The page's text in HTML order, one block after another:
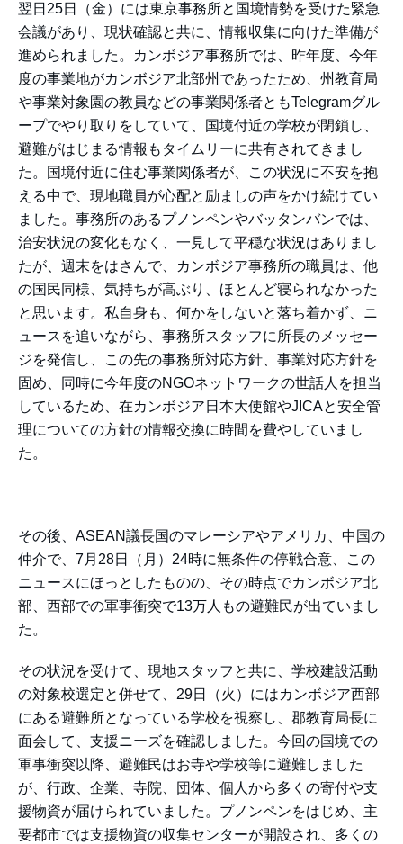
翌日25日（金）には東京事務所と国境情勢を受けた緊急
会議があり、現状確認と共に、情報収集に向けた準備が
進められました。カンボジア事務所では、昨年度、今年
度の事業地がカンボジア北部州であったため、州教育局
や事業対象園の教員などの事業関係者ともTelegramグル
ープでやり取りをしていて、国境付近の学校が閉鎖し、
避難がはじまる情報もタイムリーに共有されてきまし
た。国境付近に住む事業関係者が、この状況に不安を抱
える中で、現地職員が心配と励ましの声をかけ続けてい
ました。事務所のあるプノンペンやバッタンバンでは、
治安状況の変化もなく、一見して平穏な状況はありまし
たが、週末をはさんで、カンボジア事務所の職員は、他
の国民同様、気持ちが高ぶり、ほとんど寝られなかった
と思います。私自身も、何かをしないと落ち着かず、ニ
ュースを追いながら、事務所スタッフに所長のメッセー
ジを発信し、この先の事務所対応方針、事業対応方針を
固め、同時に今年度のNGOネットワークの世話人を担当
しているため、在カンボジア日本大使館やJICAと安全管
理についての方針の情報交換に時間を費やしていまし
た。
その後、ASEAN議長国のマレーシアやアメリカ、中国の
仲介で、7月28日（月）24時に無条件の停戦合意、この
ニュースにほっとしたものの、その時点でカンボジア北
部、西部での軍事衝突で13万人もの避難民が出ていまし
た。
その状況を受けて、現地スタッフと共に、学校建設活動
の対象校選定と併せて、29日（火）にはカンボジア西部
にある避難所となっている学校を視察し、郡教育局長に
面会して、支援ニーズを確認しました。今回の国境での
軍事衝突以降、避難民はお寺や学校等に避難しました
が、行政、企業、寺院、団体、個人から多くの寄付や支
援物資が届けられていました。プノンペンをはじめ、主
要都市では支援物資の収集センターが開設され、多くの